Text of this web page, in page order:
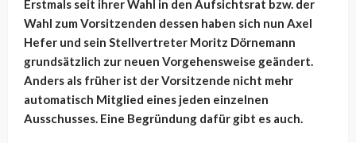
Erstmals seit ihrer Wahl in den Aufsichtsrat bzw. der
Wahl zum Vorsitzenden dessen haben sich nun Axel
Hefer und sein Stellvertreter Moritz Dörnemann
grundsätzlich zur neuen Vorgehensweise geändert.
Anders als früher ist der Vorsitzende nicht mehr
automatisch Mitglied eines jeden einzelnen
Ausschusses. Eine Begründung dafür gibt es auch.